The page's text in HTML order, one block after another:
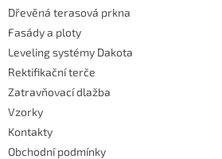
Dřevěná terasová prkna
Fasády a ploty
Leveling systémy Dakota
Rektifikační terče
Zatravňovací dlažba
Vzorky
Kontakty
Obchodní podmínky